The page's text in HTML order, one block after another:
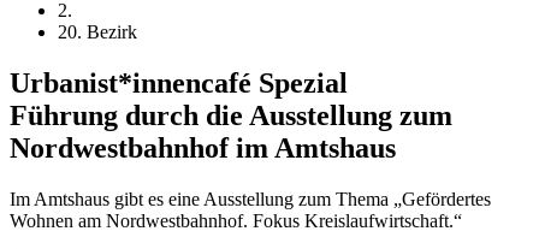
2.
20. Bezirk
Urbanist*innencafé Spezial
Führung durch die Ausstellung zum
Nordwestbahnhof im Amtshaus
Im Amtshaus gibt es eine Ausstellung zum Thema „Gefördertes
Wohnen am Nordwestbahnhof. Fokus Kreislaufwirtschaft.“